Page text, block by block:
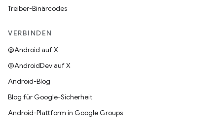
Treiber-Binärcodes
VERBINDEN
@Android auf X
@AndroidDev auf X
Android-Blog
Blog für Google-Sicherheit
Android-Plattform in Google Groups